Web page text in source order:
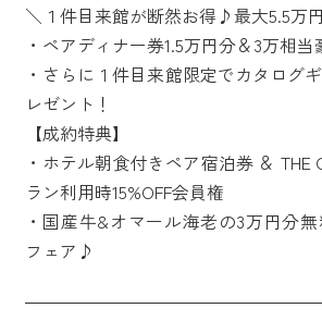
＼１件目来館が断然お得♪最大5.5万
・ペアディナー券1.5万円分＆3万相
・さらに１件目来館限定でカタログ
レゼント！
【成約特典】
・ホテル朝食付きペア宿泊券 ＆ THE
ラン利用時15%OFF会員権
・国産牛&オマール海老の3万円分
フェア♪